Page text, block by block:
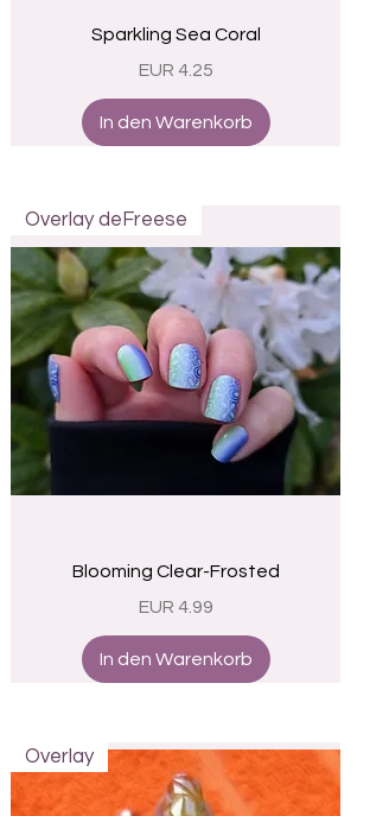
Schnellansicht
Sparkling Sea Coral
Preis
EUR 4.25
In den Warenkorb
Schnellansicht
Overlay deFreese
Blooming Clear-Frosted
Preis
EUR 4.99
In den Warenkorb
Overlay